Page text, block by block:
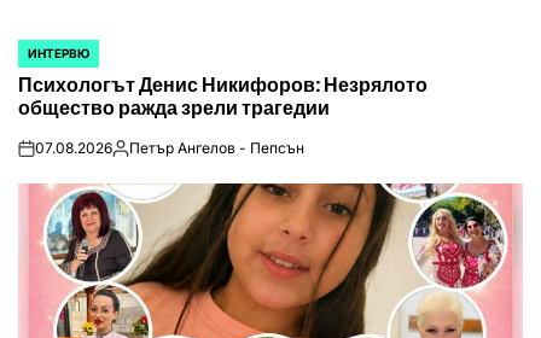
POSTED
IN
ИНТЕРВЮ
Психологът Денис Никифоров: Незрялото
общество ражда зрели трагедии
on07.08.2026PostedПетър Ангелов - Пепсън